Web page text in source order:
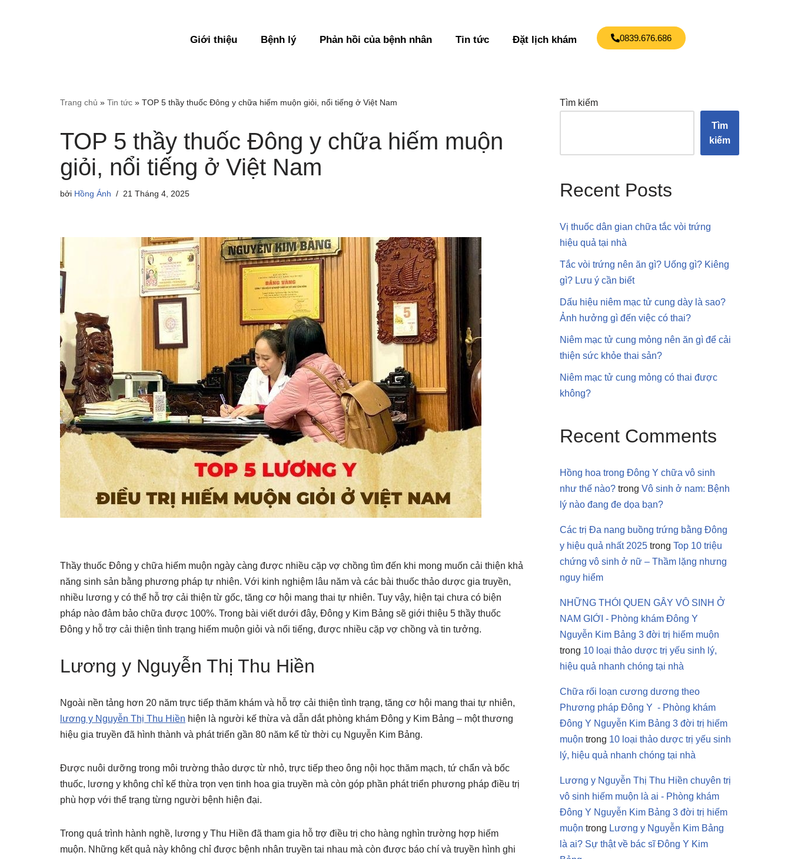
Giới thiệu Bệnh lý Phản hồi của bệnh nhân Tin tức Đặt lịch khám 0839.676.686
Trang chủ » Tin tức » TOP 5 thầy thuốc Đông y chữa hiếm muộn giỏi, nổi tiếng ở Việt Nam
TOP 5 thầy thuốc Đông y chữa hiếm muộn
giỏi, nổi tiếng ở Việt Nam
bởi Hồng Ánh 21 Tháng 4, 2025
Thầy thuốc Đông y chữa hiếm muộn ngày càng được nhiều cặp vợ chồng tìm đến khi mong muốn cải thiện khả
năng sinh sản bằng phương pháp tự nhiên. Với kinh nghiệm lâu năm và các bài thuốc thảo dược gia truyền,
nhiều lương y có thể hỗ trợ cải thiện từ gốc, tăng cơ hội mang thai tự nhiên. Tuy vậy, hiện tại chưa có biện
pháp nào đảm bảo chữa được 100%. Trong bài viết dưới đây, Đông y Kim Bảng sẽ giới thiệu 5 thầy thuốc
Đông y hỗ trợ cải thiện tình trạng hiếm muộn giỏi và nổi tiếng, được nhiều cặp vợ chồng và tin tưởng.
Lương y Nguyễn Thị Thu Hiền
Ngoài nền tảng hơn 20 năm trực tiếp thăm khám và hỗ trợ cải thiện tình trạng, tăng cơ hội mang thai tự nhiên,
lương y Nguyễn Thị Thu Hiền hiện là người kế thừa và dẫn dắt phòng khám Đông y Kim Bảng – một thương
hiệu gia truyền đã hình thành và phát triển gần 80 năm kể từ thời cụ Nguyễn Kim Bảng.
Được nuôi dưỡng trong môi trường thảo dược từ nhỏ, trực tiếp theo ông nội học thăm mạch, tứ chẩn và bốc
thuốc, lương y không chỉ kế thừa trọn vẹn tinh hoa gia truyền mà còn góp phần phát triển phương pháp điều trị
phù hợp với thể trạng từng người bệnh hiện đại.
Trong quá trình hành nghề, lương y Thu Hiền đã tham gia hỗ trợ điều trị cho hàng nghìn trường hợp hiếm
muộn. Những kết quả này không chỉ được bệnh nhân truyền tai nhau mà còn được báo chí và truyền hình ghi
Tìm kiếm
Tìm
kiếm
Recent Posts
Vị thuốc dân gian chữa tắc vòi trứng
hiệu quả tại nhà
Tắc vòi trứng nên ăn gì? Uống gì? Kiêng
gì? Lưu ý cần biết
Dấu hiệu niêm mạc tử cung dày là sao?
Ảnh hưởng gì đến việc có thai?
Niêm mạc tử cung mỏng nên ăn gì để cải
thiện sức khỏe thai sản?
Niêm mạc tử cung mỏng có thai được
không?
Recent Comments
Hồng hoa trong Đông Y chữa vô sinh
như thế nào? trong Vô sinh ở nam: Bệnh
lý nào đang đe dọa bạn?
Các trị Đa nang buồng trứng bằng Đông
y hiệu quả nhất 2025 trong Top 10 triệu
chứng vô sinh ở nữ – Thầm lặng nhưng
nguy hiểm
NHỮNG THÓI QUEN GÂY VÔ SINH Ở
NAM GIỚI - Phòng khám Đông Y
Nguyễn Kim Bảng 3 đời trị hiếm muộn
trong 10 loại thảo dược trị yếu sinh lý,
hiệu quả nhanh chóng tại nhà
Chữa rối loạn cương dương theo
Phương pháp Đông Y - Phòng khám
Đông Y Nguyễn Kim Bảng 3 đời trị hiếm
muộn trong 10 loại thảo dược trị yếu sinh
lý, hiệu quả nhanh chóng tại nhà
Lương y Nguyễn Thị Thu Hiền chuyên trị
vô sinh hiếm muộn là ai - Phòng khám
Đông Y Nguyễn Kim Bảng 3 đời trị hiếm
muộn trong Lương y Nguyễn Kim Bảng
là ai? Sự thật về bác sĩ Đông Y Kim